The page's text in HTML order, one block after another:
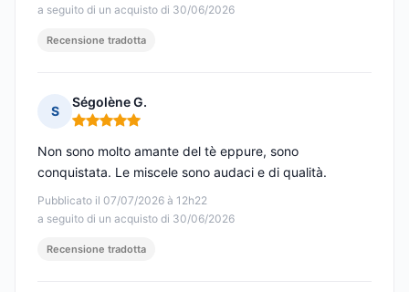
a seguito di un acquisto di 30/06/2026
Recensione tradotta
S
Ségolène G.
Nota: 5 su 5
Pubblicato il 07/07/2026 à 12h22
a seguito di un acquisto di 30/06/2026
Non sono molto amante del tè eppure, sono
conquistata. Le miscele sono audaci e di qualità.
Recensione tradotta